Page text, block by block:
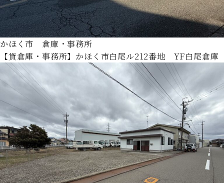
かほく市 倉庫・事務所
【貸倉庫・事務所】かほく市白尾ル212番地 YF白尾倉庫